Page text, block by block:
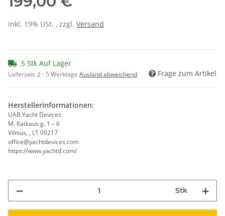
inkl. 19% USt. , zzgl. Versand
5 Stk Auf Lager
Lieferzeit:2 - 5 Werktage Ausland abweichend Frage zum Artikel
Herstellerinformationen:
UAB Yacht Devices
M. Katkaus g. 1 – 6
Vilnius, , LT 09217
office@yachtdevices.com
https://www.yachtd.com/
Stk